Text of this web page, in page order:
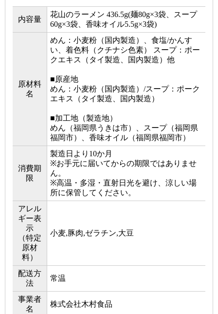
内容量
花山のラーメン 436.5g(麺80g×3袋、スープ
60g×3袋、香味オイル5.5g×3袋)
原材料
名
めん：小麦粉（国内製造）、食塩/かんす
い、着色料（クチナシ色素） スープ：ポー
クエキス（タイ製造、国内製造）他
■原産地
めん：小麦粉（国内製造）/スープ：ポーク
エキス（タイ製造、国内製造）
■加工地（製造地）
めん（福岡県うきは市）、スープ（福岡県
福岡市）、香味オイル（福岡県福岡市）
消費期
限
製造日より10か月
※お手元に届いてからの期限ではありませ
ん。
※高温・多湿・直射日光を避け、涼しい場
所に保管してください。
アレル
ギー表
示
（特定
原材
料）
小麦,豚肉,ゼラチン,大豆
配送方
法
常温
事業者
名
株式会社木村食品